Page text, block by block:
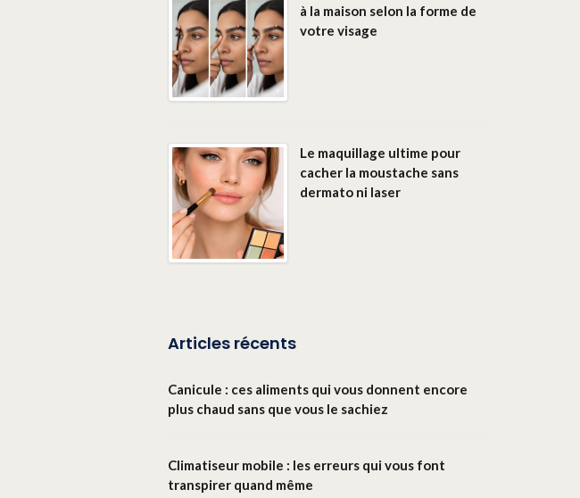
à la maison selon la forme de
votre visage
Le maquillage ultime pour
cacher la moustache sans
dermato ni laser
Articles récents
Canicule : ces aliments qui vous donnent encore
plus chaud sans que vous le sachiez
Climatiseur mobile : les erreurs qui vous font
transpirer quand même